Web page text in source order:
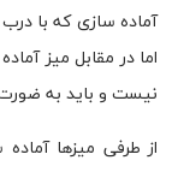
آماده سازی که با
اما در مقابل میز
نیست و باید به
از طرفی میزها